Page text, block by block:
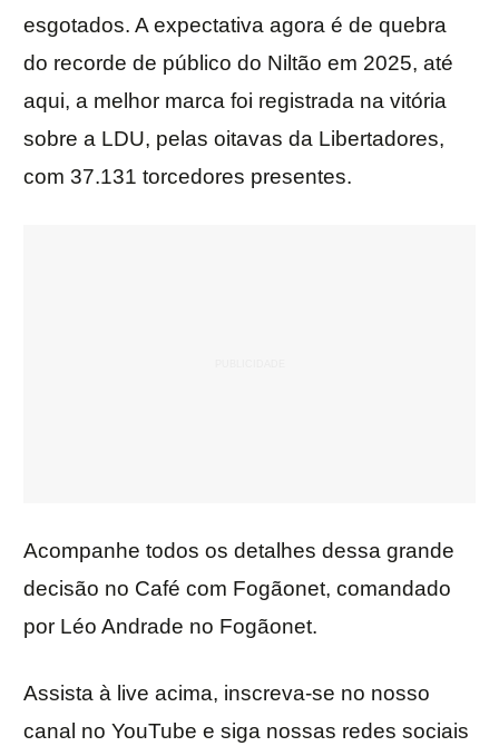
esgotados. A expectativa agora é de quebra
do recorde de público do Niltão em 2025, até
aqui, a melhor marca foi registrada na vitória
sobre a LDU, pelas oitavas da Libertadores,
com 37.131 torcedores presentes.
Acompanhe todos os detalhes dessa grande
decisão no Café com Fogãonet, comandado
por Léo Andrade no Fogãonet.
Assista à live acima, inscreva-se no nosso
canal no YouTube e siga nossas redes sociais